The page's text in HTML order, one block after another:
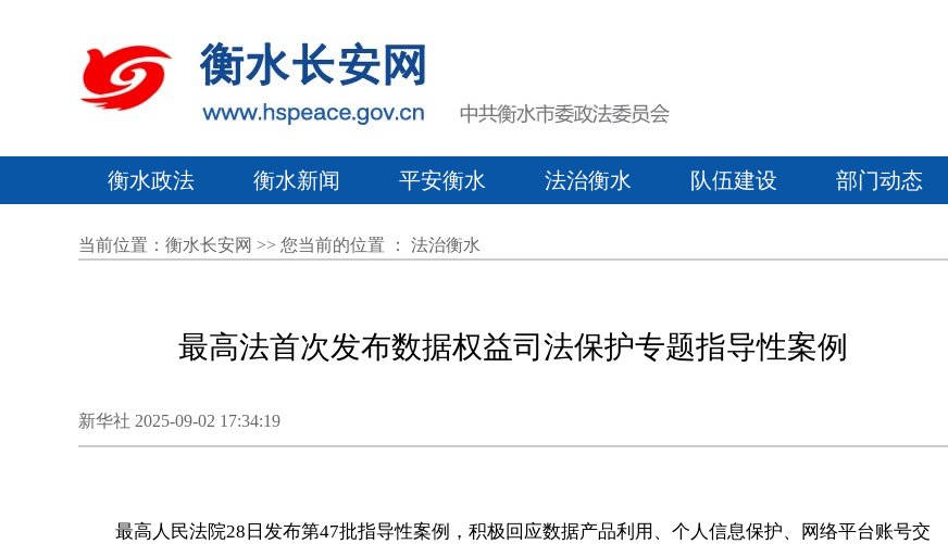
衡水政法 衡水新闻 平安衡水 法治衡水 队伍建设 部门动态
当前位置： 衡水长安网 >> 您当前的位置 ： 法治衡水
最高法首次发布数据权益司法保护专题指导性案例
新华社 2025-09-02 17:34:19
最高人民法院28日发布第47批指导性案例，积极回应数据产品利用、个人信息保护、网络平台账号交